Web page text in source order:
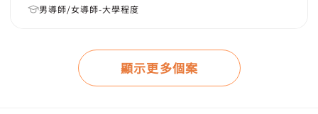
男導師/女導師-大學程度
顯示更多個案